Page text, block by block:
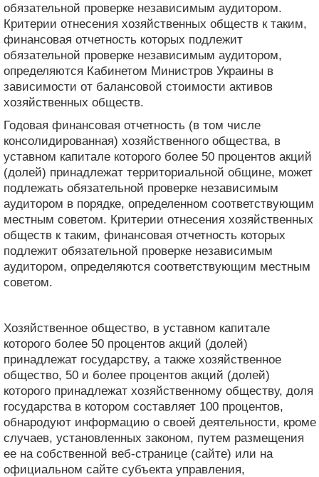
обязательной проверке независимым аудитором.
Критерии отнесения хозяйственных обществ к таким,
финансовая отчетность которых подлежит
обязательной проверке независимым аудитором,
определяются Кабинетом Министров Украины в
зависимости от балансовой стоимости активов
хозяйственных обществ.
Годовая финансовая отчетность (в том числе
консолидированная) хозяйственного общества, в
уставном капитале которого более 50 процентов акций
(долей) принадлежат территориальной общине, может
подлежать обязательной проверке независимым
аудитором в порядке, определенном соответствующим
местным советом. Критерии отнесения хозяйственных
обществ к таким, финансовая отчетность которых
подлежит обязательной проверке независимым
аудитором, определяются соответствующим местным
советом.
Хозяйственное общество, в уставном капитале
которого более 50 процентов акций (долей)
принадлежат государству, а также хозяйственное
общество, 50 и более процентов акций (долей)
которого принадлежат хозяйственному обществу, доля
государства в котором составляет 100 процентов,
обнародуют информацию о своей деятельности, кроме
случаев, установленных законом, путем размещения
ее на собственной веб-странице (сайте) или на
официальном сайте субъекта управления,